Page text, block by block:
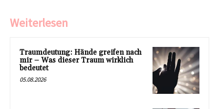
Weiterlesen
Traumdeutung: Hände greifen nach
mir – Was dieser Traum wirklich
bedeutet
05.08.2026